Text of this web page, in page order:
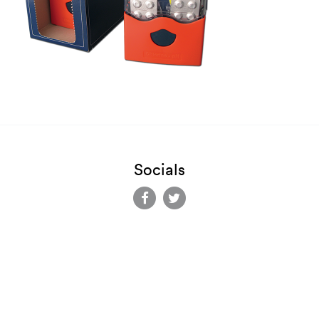
Socials